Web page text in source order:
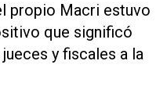
propio Macri estuvo
que significó
y fiscales a la